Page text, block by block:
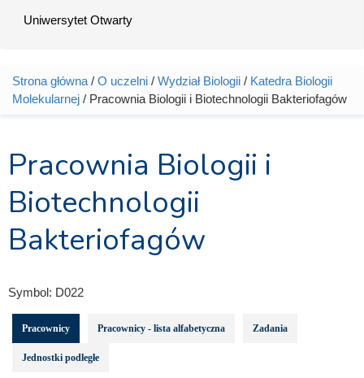
Uniwersytet Otwarty
Jesteś tutaj
Strona główna / O uczelni / Wydział Biologii / Katedra Biologii
Molekularnej / Pracownia Biologii i Biotechnologii Bakteriofagów
Pracownia Biologii i
Biotechnologii
Bakteriofagów
Symbol: D022
Pracownicy Pracownicy - lista alfabetyczna Zadania
Jednostki podległe